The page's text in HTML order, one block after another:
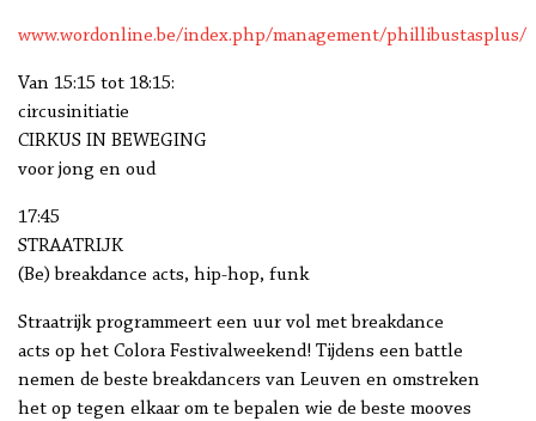
www.wordonline.be/index.php/management/phillibustasplus/
Van 15:15 tot 18:15:
circusinitiatie
CIRKUS IN BEWEGING
voor jong en oud
17:45
STRAATRIJK
(Be) breakdance acts, hip-hop, funk
Straatrijk programmeert een uur vol met breakdance
acts op het Colora Festivalweekend! Tijdens een battle
nemen de beste breakdancers van Leuven en omstreken
het op tegen elkaar om te bepalen wie de beste mooves